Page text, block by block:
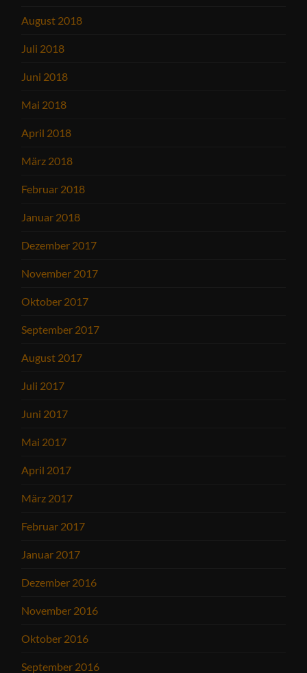
August 2018
Juli 2018
Juni 2018
Mai 2018
April 2018
März 2018
Februar 2018
Januar 2018
Dezember 2017
November 2017
Oktober 2017
September 2017
August 2017
Juli 2017
Juni 2017
Mai 2017
April 2017
März 2017
Februar 2017
Januar 2017
Dezember 2016
November 2016
Oktober 2016
September 2016